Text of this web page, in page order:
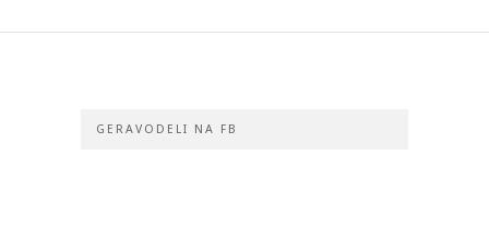
GERAVODELI NA FB